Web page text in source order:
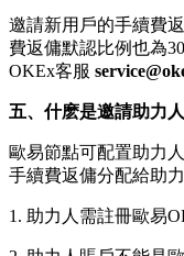
邀請新用戶的手續費
費返傭默認比例也為
OKEx客服
五、什麽是邀請助力
歐易節點可配置助力
手續費返傭分配給助力
1. 助力人需註冊歐易